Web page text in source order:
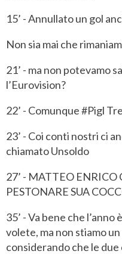
15’ - Annullato un gol
Non sia mai che
21’ - ma non potevamo
l’Eurovision?
22’ - Comunque #Pigl
23’ - Coi conti nostri ci
chiamato Unsoldo
27’ - MATTEO
PESTONARE SUA
35’ - Va bene che
volete, ma non stiamo
considerando che le